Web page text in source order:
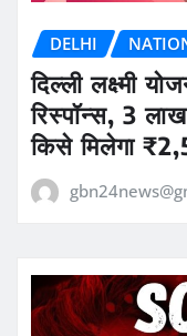
DELHI
दिल्ली लक्ष्मी
रिस्पॉन्स, 3
किसे मिलेगा